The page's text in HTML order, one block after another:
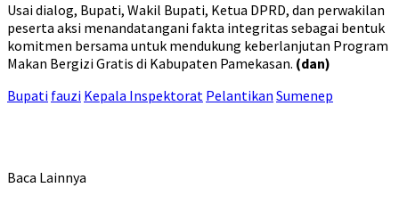
Usai dialog, Bupati, Wakil Bupati, Ketua DPRD, dan perwakilan
peserta aksi menandatangani fakta integritas sebagai bentuk
komitmen bersama untuk mendukung keberlanjutan Program
Makan Bergizi Gratis di Kabupaten Pamekasan. (dan)
Bupati fauzi Kepala Inspektorat Pelantikan Sumenep
Baca Lainnya